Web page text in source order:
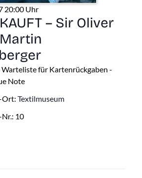
20:00 Uhr
– Sir Oliver
für Kartenrückgaben -
Note
Ort: Textilmuseum
10